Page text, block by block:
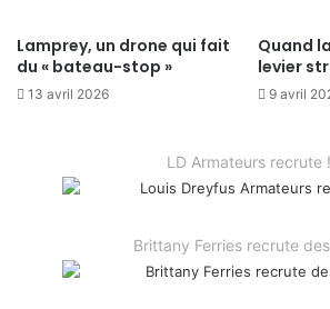
Lamprey, un drone qui fait
du « bateau-stop »
13 avril 2026
Quand
levier
9 avril
LD Armateurs recrute !
Brittany Ferries recrute